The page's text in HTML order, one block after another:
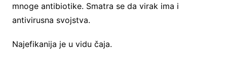
mnoge antibiotike. Smatra se da virak ima i
antivirusna svojstva.
Najefikanija je u vidu čaja.